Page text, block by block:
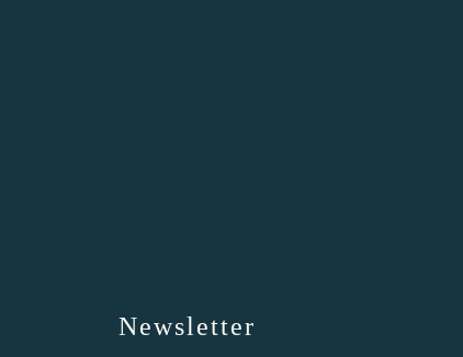
Newsletter